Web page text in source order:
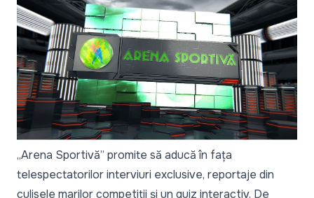
„Arena Sportivă” promite să aducă în fața
telespectatorilor interviuri exclusive, reportaje din
culisele marilor competiții și un quiz interactiv. De